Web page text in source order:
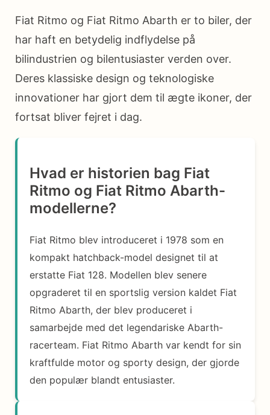
Fiat Ritmo og Fiat Ritmo Abarth er to biler, der
har haft en betydelig indflydelse på
bilindustrien og bilentusiaster verden over.
Deres klassiske design og teknologiske
innovationer har gjort dem til ægte ikoner, der
fortsat bliver fejret i dag.
Hvad er historien bag Fiat
Ritmo og Fiat Ritmo Abarth-
modellerne?
Fiat Ritmo blev introduceret i 1978 som en
kompakt hatchback-model designet til at
erstatte Fiat 128. Modellen blev senere
opgraderet til en sportslig version kaldet Fiat
Ritmo Abarth, der blev produceret i
samarbejde med det legendariske Abarth-
racerteam. Fiat Ritmo Abarth var kendt for sin
kraftfulde motor og sporty design, der gjorde
den populær blandt entusiaster.